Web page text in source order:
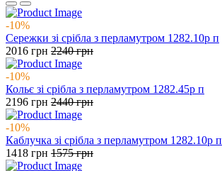
-10%
Сережки зі срібла з перламутром 1282.10р п
2016 грн 2240грн
-10%
Кольє зі срібла з перламутром 1282.45р п
2196 грн 2440грн
-10%
Каблучка зі срібла з перламутром 1282.10р п
1418 грн 1575грн